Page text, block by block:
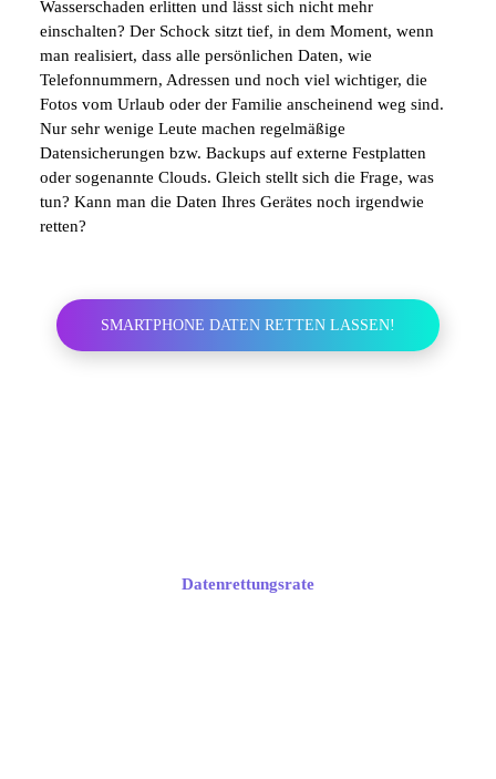
MacBook Reparatur (Diagnose +
Service)
Datenrettung auf Anfrage
Chip- / Logicboard-Reparatur auf Anfrage
Wasserschaden erlitten und lässt sich nicht mehr
einschalten? Der Schock sitzt tief, in dem Moment, wenn
man realisiert, dass alle persönlichen Daten, wie
Telefonnummern, Adressen und noch viel wichtiger, die
Fotos vom Urlaub oder der Familie anscheinend weg sind.
Nur sehr wenige Leute machen regelmäßige
Datensicherungen bzw. Backups auf externe Festplatten
oder sogenannte Clouds. Gleich stellt sich die Frage, was
tun? Kann man die Daten Ihres Gerätes noch irgendwie
retten?
SMARTPHONE DATEN RETTEN LASSEN!
Datenrettungsrate